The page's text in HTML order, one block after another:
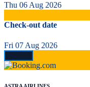
Thu 06 Aug 2026
Check-out date
Fri 07 Aug 2026